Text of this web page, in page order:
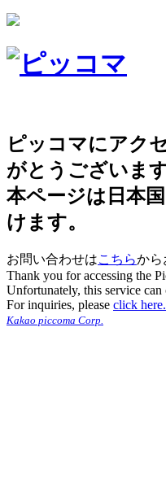
ピッコマにアク
がとうございます
本ページは日本
けます。
お問い合わせはこちらから
Thank you for accessing the
Unfortunately, this service can
For inquiries, please click here.
Kakao piccoma Corp.